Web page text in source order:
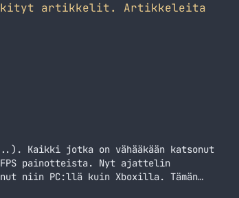
artikkelit. Artikkeleita
Kaikki jotka on vähääkään katsonut
painotteista. Nyt ajattelin
niin PC:llä kuin Xboxilla. Tämän
vaikka minun kanssani olis sinulla